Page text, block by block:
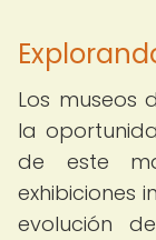
Los museos
la
de este
exhibiciones
evolución